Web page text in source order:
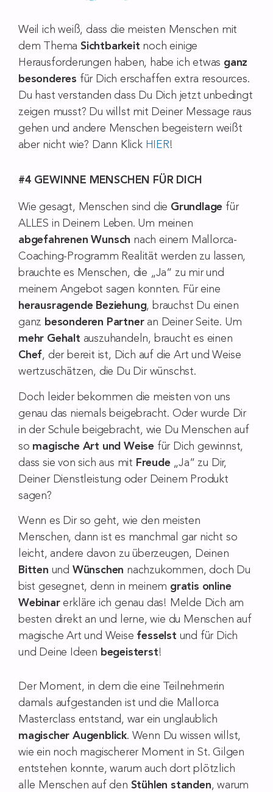
Weil ich weiß, dass die meisten Menschen mit
dem ThemaSichtbarkeit noch einige
Herausforderungen haben, habe ich etwas ganz
besonderes für Dich erschaffen extra resources.
Du hast verstanden dass Du Dich jetzt unbedingt
zeigen musst? Du willst mit Deiner Message raus
gehen und andere Menschen begeistern weißt
aber nicht wie? Dann Klick HIER!
#4 GEWINNE MENSCHEN FÜR DICH
Wie gesagt, Menschen sind die Grundlage für
ALLES in Deinem Leben. Um meinen
abgefahrenen Wunsch nach einem Mallorca-
Coaching-Programm Realität werden zu lassen,
brauchte es Menschen, die „Ja“ zu mir und
meinem Angebot sagen konnten. Für eine
herausragende Beziehung, brauchst Du einen
ganz besonderen Partneran Deiner Seite. Um
mehr Gehalt auszuhandeln, braucht es einen
Chef, der bereit ist, Dich auf die Art und Weise
wertzuschätzen, die Du Dir wünschst.
Doch leider bekommen die meisten von uns
genau das niemals beigebracht. Oder wurde Dir
in der Schule beigebracht, wie Du Menschen auf
so magische Art und Weise für Dich gewinnst,
dass sie von sich aus mit Freude„Ja“ zu Dir,
Deiner Dienstleistung oder Deinem Produkt
sagen?
Wenn es Dir so geht, wie den meisten
Menschen, dann ist es manchmal gar nicht so
leicht, andere davon zu überzeugen, Deinen
Bitten und Wünschen nachzukommen, doch Du
bist gesegnet, denn in meinem gratis online
Webinarerkläre ich genau das! Melde Dich am
besten direkt an und lerne, wie du Menschen auf
magische Art und Weise fesselst und für Dich
und Deine Ideen begeisterst!
Der Moment, in dem die eine Teilnehmerin
damals aufgestanden ist und die Mallorca
Masterclass entstand, war ein unglaublich
magischer Augenblick. Wenn Du wissen willst,
wie ein noch magischerer Moment in St. Gilgen
entstehen konnte, warum auch dort plötzlich
alle Menschen auf den Stühlen standen, warum